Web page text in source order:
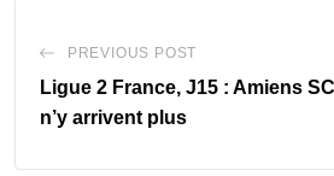
PREVIOUS POST
Ligue 2 France, J15 : Amiens
n’y arrivent plus